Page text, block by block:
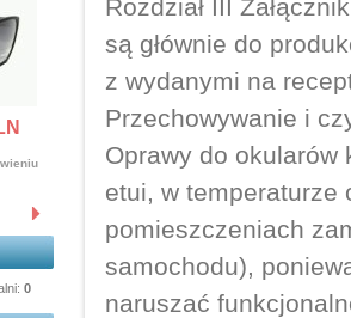
359,00 PLN
powyżej 161 zł
0
Rozdział III
są głównie do
z wydanymi na
Przechowywanie i
Oprawy do okularów
etui, w temperaturze
pomieszczeniach
samochodu),
naruszać